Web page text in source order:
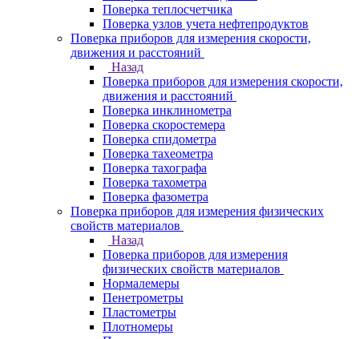
Поверка теплосчетчика
Поверка узлов учета нефтепродуктов
Поверка приборов для измерения скорости,
движения и расстояний
Назад
Поверка приборов для измерения скорости,
движения и расстояний
Поверка инклинометра
Поверка скоростемера
Поверка спидометра
Поверка тахеометра
Поверка тахографа
Поверка тахометра
Поверка фазометра
Поверка приборов для измерения физических
свойств материалов
Назад
Поверка приборов для измерения
физических свойств материалов
Нормалемеры
Пенетрометры
Пластометры
Плотномеры